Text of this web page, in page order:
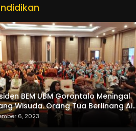
BEM UBM Gorontalo Meningal
Wisuda. Orang Tua Berlinang Air
Menerima SKL dan Pemasangan
6, 2023